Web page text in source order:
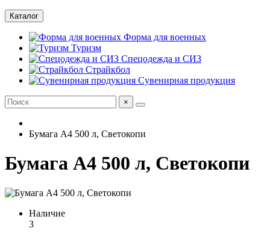
Каталог
Форма для военных
Туризм
Спецодежда и СИЗ
Страйкбол
Сувенирная продукция
×
Бумага А4 500 л, Светокопи
Бумага А4 500 л, Светокопи
Наличие
3